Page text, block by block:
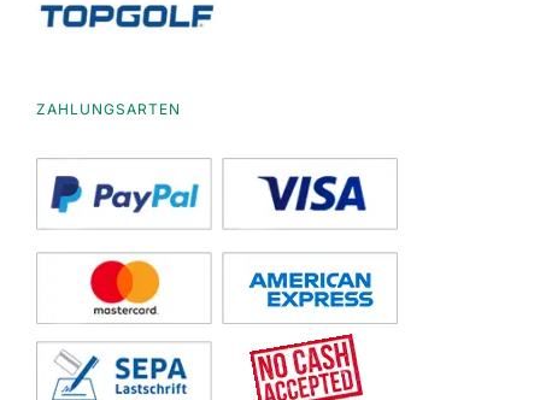
ZAHLUNGSARTEN